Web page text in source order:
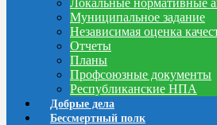
Локальные нормативные
Муниципальное задание
Независимая оценка
Отчеты
Планы
Профсоюзные документы
Республиканские НПА
Добрые дела
Бессмертный полк